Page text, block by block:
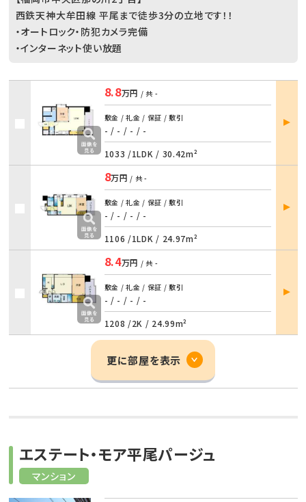
西鉄天神大牟田線 平尾まで徒歩3分の立地です！！
・オートロック・防犯カメラ完備
・インターネット使い放題
8.8万円 / 共 -
敷金 / 礼金 / 保証 / 敷引
- / - / - / -
1033 /1LDK / 30.42m²
部屋
詳細
8万円 / 共-
敷金 / 礼金 / 保証 / 敷引
- / - / - / -
1106 /1LDK / 24.97m²
部屋
詳細
8.4万円 / 共 -
敷金 / 礼金 / 保証 / 敷引
- / - / - / -
1208 /2K / 24.99m²
部屋
詳細
更に部屋を表示
マンション
エステート・モア平尾パージュ